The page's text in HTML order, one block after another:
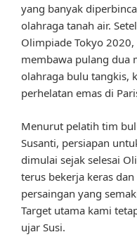
yang banyak
olahraga tanah air.
Olimpiade Tokyo
membawa pulang dua
olahraga bulu tangkis,
perhelatan emas di
Menurut pelatih tim
Susanti, persiapan
dimulai sejak selesai
terus bekerja keras
persaingan yang
Target utama kami
ujar Susi.